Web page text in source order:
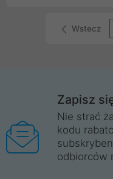
Wstecz
Zapisz
Nie strać
kodu
odbiorców